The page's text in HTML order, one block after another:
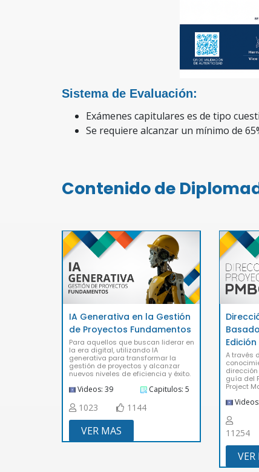
Sistema de Evaluación:
Exámenes capitulares es de tipo
Se requiere alcanzar un mínimo de
Contenido de
IA Generativa en la Gestión
de Proyectos Fundamentos
Para aquellos que buscan liderar en
la era digital, utilizando IA
generativa para transformar la
gestión de proyectos y alcanzar
nuevos niveles de eficiencia y éxito.
Videos: 39 Capitulos: 5
1023 1144
VER MAS
Edición
A través
guía del
Project
11254
VER